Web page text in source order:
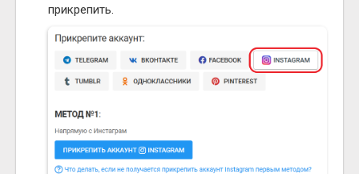
прикрепить.